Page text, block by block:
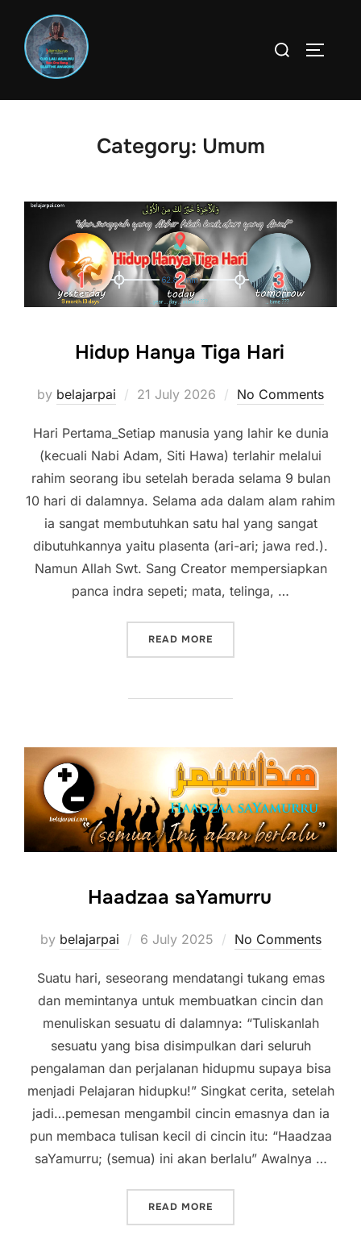
content
Search
Category: Umum
Hidup Hanya Tiga Hari
by belajarpai
Posted
21 July 2026 No Comments
Hari Pertama_Setiap manusia yang lahir ke dunia
(kecuali Nabi Adam, Siti Hawa) terlahir melalui
rahim seorang ibu setelah berada selama 9 bulan
10 hari di dalamnya. Selama ada dalam alam rahim
ia sangat membutuhkan satu hal yang sangat
dibutuhkannya yaitu plasenta (ari-ari; jawa red.).
Namun Allah Swt. Sang Creator mempersiapkan
panca indra sepeti; mata, telinga, …
READ MORE
Haadzaa saYamurru
by belajarpai
Posted
6 July 2025 No Comments
Suatu hari, seseorang mendatangi tukang emas
dan memintanya untuk membuatkan cincin dan
menuliskan sesuatu di dalamnya: “Tuliskanlah
sesuatu yang bisa disimpulkan dari seluruh
pengalaman dan perjalanan hidupmu supaya bisa
menjadi Pelajaran hidupku!” Singkat cerita, setelah
jadi…pemesan mengambil cincin emasnya dan ia
pun membaca tulisan kecil di cincin itu: “Haadzaa
saYamurru; (semua) ini akan berlalu” Awalnya …
READ MORE